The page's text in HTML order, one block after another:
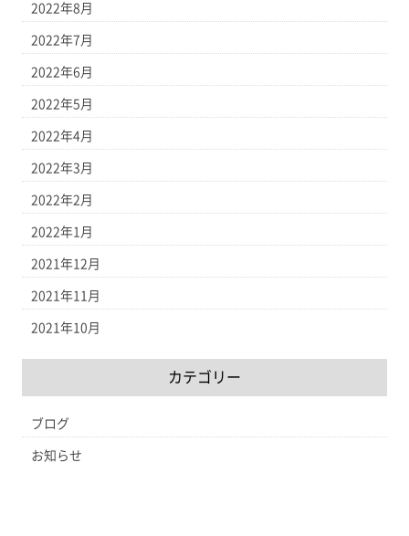
2022年8月
2022年7月
2022年6月
2022年5月
2022年4月
2022年3月
2022年2月
2022年1月
2021年12月
2021年11月
2021年10月
カテゴリー
ブログ
お知らせ